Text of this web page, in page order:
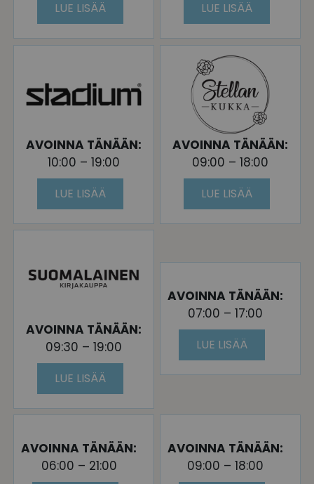
LUE LISÄÄ LUE LISÄÄ
AVOINNA TÄNÄÄN:
10:00 – 19:00
LUE LISÄÄ
AVOINNA TÄNÄÄN:
09:00 – 18:00
LUE LISÄÄ
AVOINNA TÄNÄÄN:
09:30 – 19:00
LUE LISÄÄ
AVOINNA TÄNÄÄN:
07:00 – 17:00
LUE LISÄÄ
AVOINNA TÄNÄÄN:
06:00 – 21:00
AVOINNA TÄNÄÄN:
09:00 – 18:00